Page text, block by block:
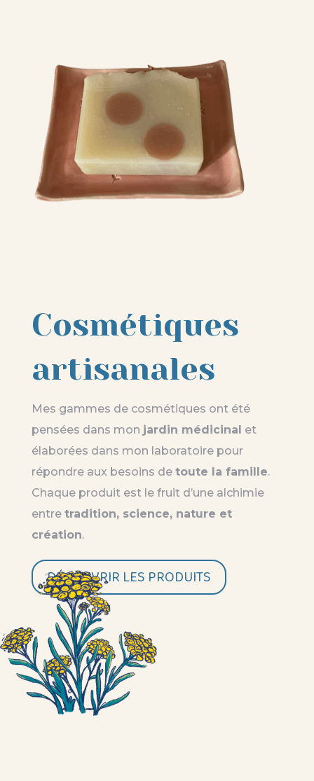
Cosmétiques
artisanales
Mes gammes de cosmétiques ont été
pensées dans mon jardin médicinal et
élaborées dans mon laboratoire pour
répondre aux besoins de toute la famille.
Chaque produit est le fruit d’une alchimie
entre tradition, science, nature et
création.
DÉCOUVRIR LES PRODUITS